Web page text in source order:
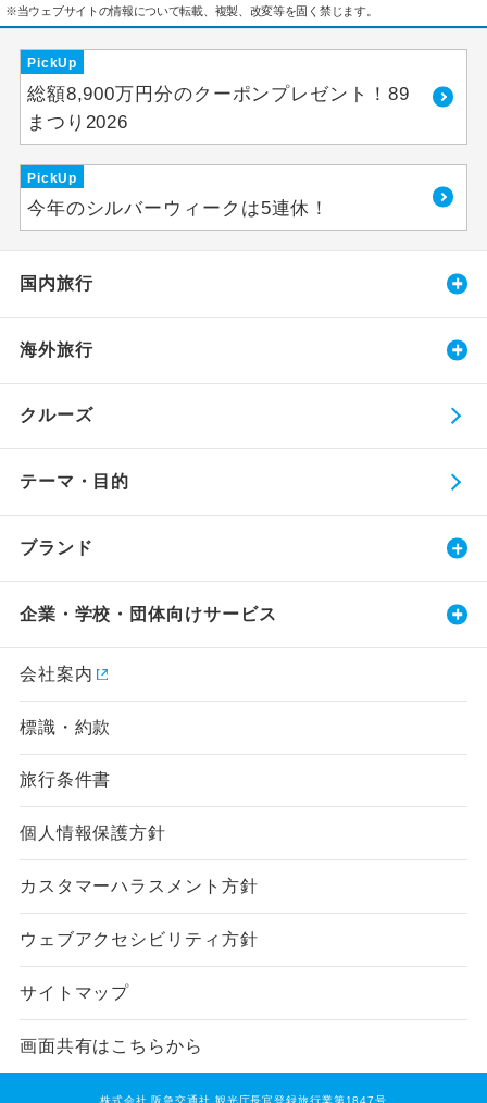
※当ウェブサイトの情報について転載、複製、改変等を固く禁じます。
PickUp
総額8,900万円分のクーポンプレゼント！89
まつり2026
PickUp
今年のシルバーウィークは5連休！
国内旅行
海外旅行
クルーズ
テーマ・目的
ブランド
企業・学校・団体向けサービス
会社案内
標識・約款
旅行条件書
個人情報保護方針
カスタマーハラスメント方針
ウェブアクセシビリティ方針
サイトマップ
画面共有はこちらから
株式会社 阪急交通社 観光庁長官登録旅行業第1847号